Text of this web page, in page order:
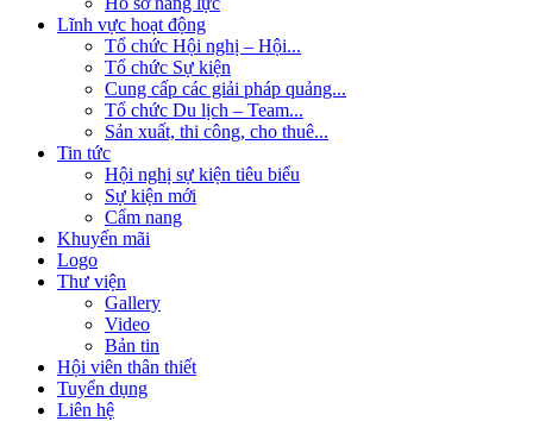
Lĩnh vực hoạt động
Tổ chức Hội nghị – Hội...
Tổ chức Sự kiện
Cung cấp các giải pháp quảng...
Tổ chức Du lịch – Team...
Sản xuất, thi công, cho thuê...
Tin tức
Hội nghị sự kiện tiêu biểu
Sự kiện mới
Cẩm nang
Khuyến mãi
Logo
Thư viện
Gallery
Video
Bản tin
Hội viên thân thiết
Tuyển dụng
Liên hệ